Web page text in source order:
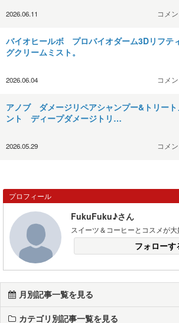
2026.06.11 コメ
バイオヒールボ プロバイオダーム3Dリフテ
グクリームミスト。
2026.06.04 コメ
アノブ ダメージリペアシャンプー&トリート
ント ディープダメージトリ…
2026.05.29 コメ
プロフィール
FukuFuku♪さん
スイーツ＆コーヒーとコスメが大
フォローす
月別記事一覧を見る
カテゴリ別記事一覧を見る